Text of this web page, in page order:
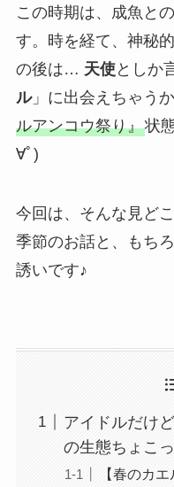
この時期は、成魚と
す。時を経て、神秘
の後は… 天使としか
ル」に出会えちゃう
ルアンコウ祭り』状
∀ﾟ)
今回は、そんな見ど
季節のお話と、もちろ
誘いです♪
アイドルだけ
の生態ちょこ
【春のカ